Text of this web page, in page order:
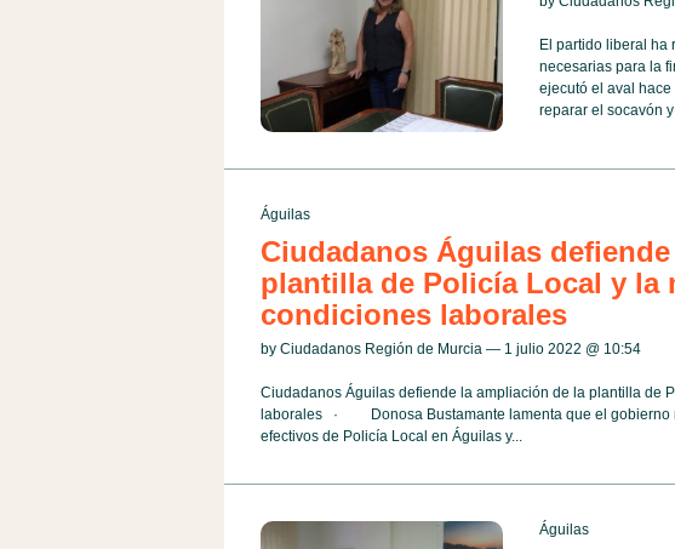
El partido liberal ha
necesarias para la
ejecutó el aval
reparar el socavón
Águilas
Ciudadanos Águilas
plantilla de Policía Local y la
condiciones laborales
by Ciudadanos Región de Murcia — 1 julio 2022 @ 10:54
Ciudadanos Águilas defiende la ampliación de la plantilla de
laborales · Donosa Bustamante lamenta que el gobierno
efectivos de Policía Local en Águilas y...
Águilas